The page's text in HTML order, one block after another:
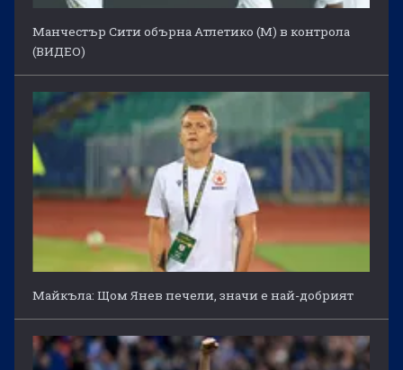
Манчестър Сити обърна Атлетико (М) в контрола
(ВИДЕО)
Майкъла: Щом Янев печели, значи е най-добрият